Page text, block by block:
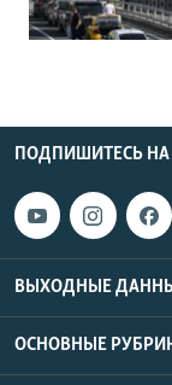
ПОДПИШИТЕСЬ НА
ВЫХОДНЫЕ
ОСНОВНЫЕ